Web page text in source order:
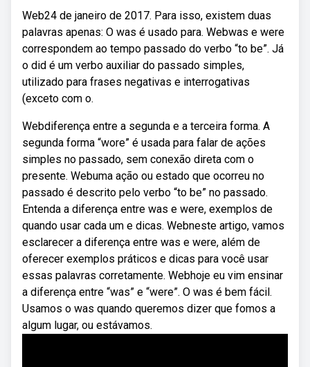
Web24 de janeiro de 2017. Para isso, existem duas
palavras apenas: O was é usado para. Webwas e were
correspondem ao tempo passado do verbo “to be”. Já
o did é um verbo auxiliar do passado simples,
utilizado para frases negativas e interrogativas
(exceto com o.
Webdiferença entre a segunda e a terceira forma. A
segunda forma “wore” é usada para falar de ações
simples no passado, sem conexão direta com o
presente. Webuma ação ou estado que ocorreu no
passado é descrito pelo verbo “to be” no passado.
Entenda a diferença entre was e were, exemplos de
quando usar cada um e dicas. Webneste artigo, vamos
esclarecer a diferença entre was e were, além de
oferecer exemplos práticos e dicas para você usar
essas palavras corretamente. Webhoje eu vim ensinar
a diferença entre “was” e “were”. O was é bem fácil.
Usamos o was quando queremos dizer que fomos a
algum lugar, ou estávamos.